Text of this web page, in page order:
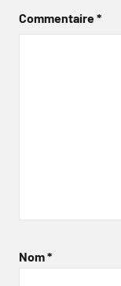
Commentaire*
Nom*